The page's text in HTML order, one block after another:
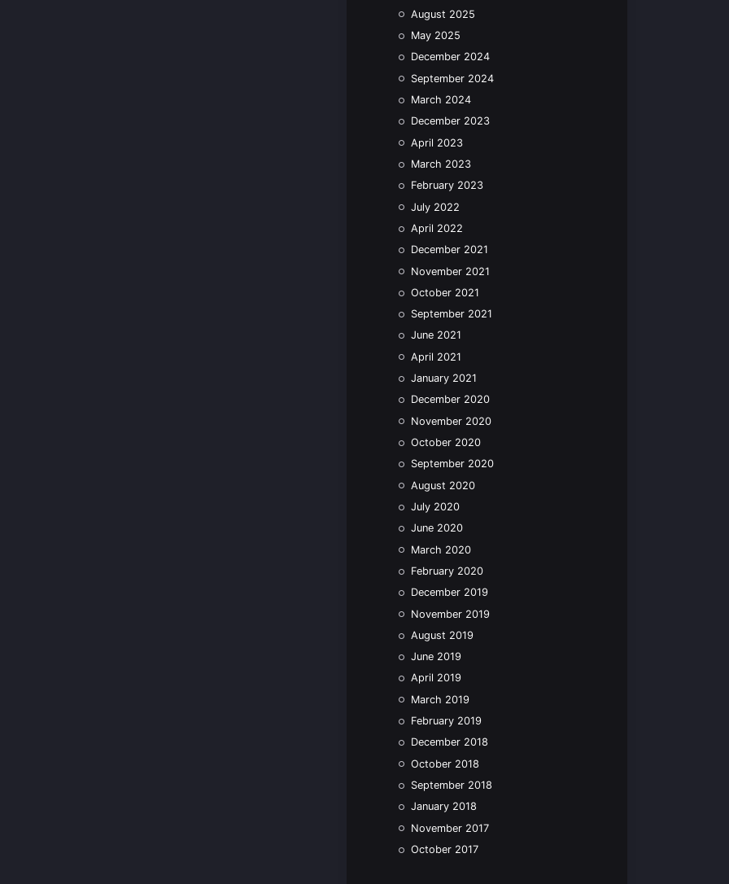
August 2025
May 2025
December 2024
September 2024
March 2024
December 2023
April 2023
March 2023
February 2023
July 2022
April 2022
December 2021
November 2021
October 2021
September 2021
June 2021
April 2021
January 2021
December 2020
November 2020
October 2020
September 2020
August 2020
July 2020
June 2020
March 2020
February 2020
December 2019
November 2019
August 2019
June 2019
April 2019
March 2019
February 2019
December 2018
October 2018
September 2018
January 2018
November 2017
October 2017